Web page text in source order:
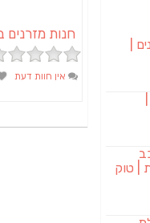
אין חוות דעת
|
| טוק